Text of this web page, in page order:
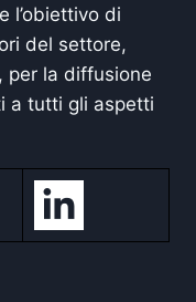
l’obiettivo di
del settore,
per la diffusione
a tutti gli aspetti